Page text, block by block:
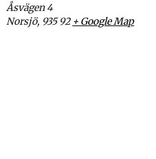
Åsvägen 4
Norsjö, 935 92 + Google Map